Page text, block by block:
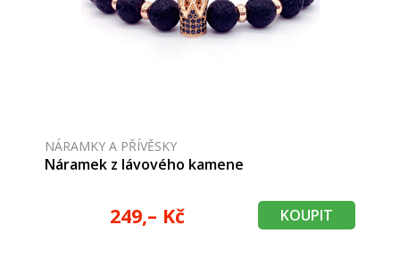
NÁRAMKY A PŘÍVĚSKY
Náramek z lávového kamene
249,– Kč KOUPIT